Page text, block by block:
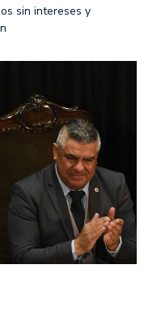
sin intereses y